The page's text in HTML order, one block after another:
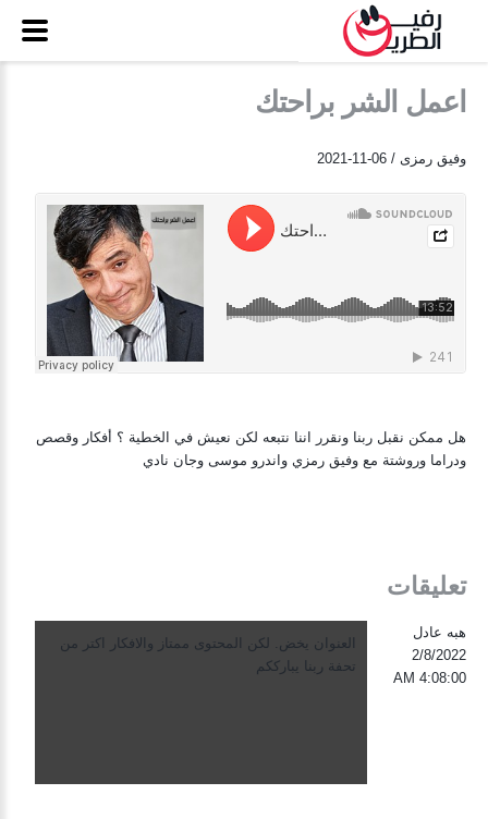
اعمل الشر براحتك
وفيق رمزى / 06-11-2021
هل ممكن نقبل ربنا ونقرر اننا نتبعه لكن نعيش في الخطية ؟ أفكار وقصص
ودراما وروشتة مع وفيق رمزي واندرو موسى وجان نادي
تعليقات
العنوان يخض. لكن المحتوى ممتاز والافكار اكتر من
تحفة ربنا يبارككم
هبه عادل
2/8/2022
4:08:00 AM